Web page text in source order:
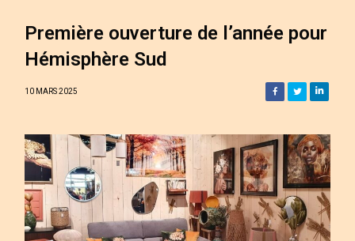
Première ouverture de l’année pour
Hémisphère Sud
10 MARS 2025